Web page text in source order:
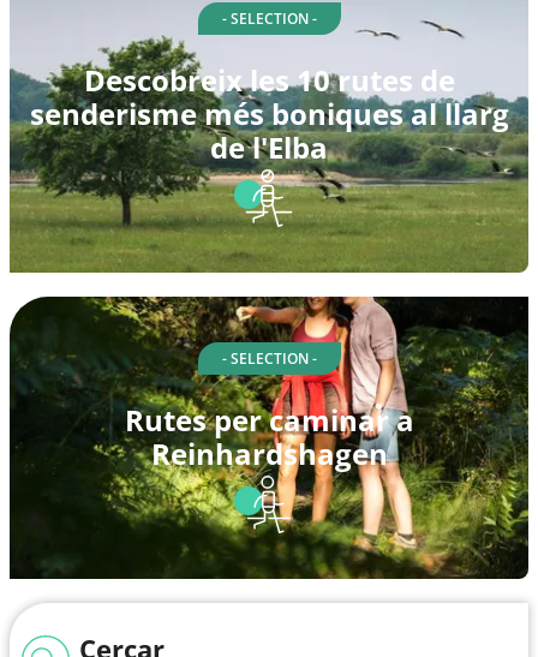
- SELECTION -
Descobreix les 10 rutes de
senderisme més boniques al llarg
de l'Elba
- SELECTION -
Rutes per caminar a
Reinhardshagen
Cercar